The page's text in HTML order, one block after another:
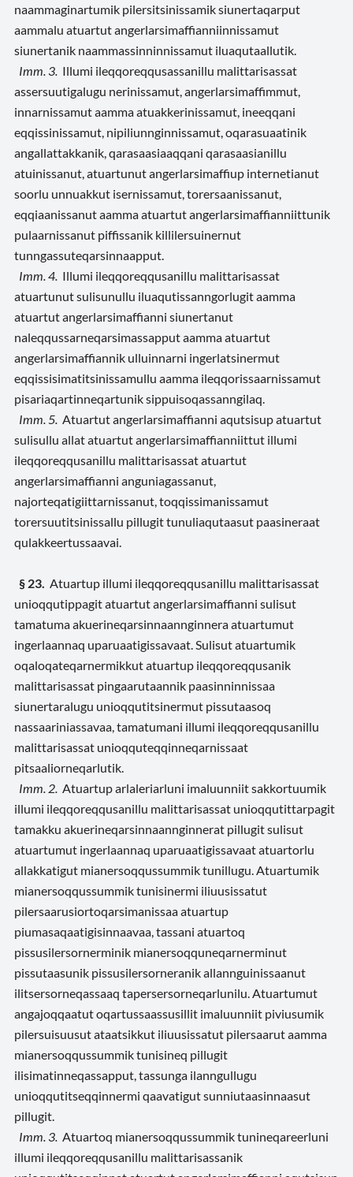
naammaginartumik pilersitsinissamik siunertaqarput
aammalu atuartut angerlarsimaffianniinnissamut
siunertanik naammassinninnissamut iluaqutaallutik.
Imm. 3. Illumi ileqqoreqqusassanillu malittarisassat
assersuutigalugu nerinissamut, angerlarsimaffimmut,
innarnissamut aamma atuakkerinissamut, ineeqqani
eqqissinissamut, nipiliunnginnissamut, oqarasuaatinik
angallattakkanik, qarasaasiaaqqani qarasaasianillu
atuinissanut, atuartunut angerlarsimaffiup internetianut
soorlu unnuakkut isernissamut, torersaanissanut,
eqqiaanissanut aamma atuartut angerlarsimaffianniittunik
pulaarnissanut piffissanik killilersuinernut
tunngassuteqarsinnaapput.
Imm. 4. Illumi ileqqoreqqusanillu malittarisassat
atuartunut sulisunullu iluaqutissanngorlugit aamma
atuartut angerlarsimaffianni siunertanut
naleqqussarneqarsimassapput aamma atuartut
angerlarsimaffiannik ulluinnarni ingerlatsinermut
eqqissisimatitsinissamullu aamma ileqqorissaarnissamut
pisariaqartinneqartunik sippuisoqassanngilaq.
Imm. 5. Atuartut angerlarsimaffianni aqutsisup atuartut
sulisullu allat atuartut angerlarsimaffianniittut illumi
ileqqoreqqusanillu malittarisassat atuartut
angerlarsimaffianni anguniagassanut,
najorteqatigiittarnissanut, toqqissimanissamut
torersuutitsinissallu pillugit tunuliaqutaasut paasineraat
qulakkeertussaavai.
§ 23. Atuartup illumi ileqqoreqqusanillu malittarisassat
unioqqutippagit atuartut angerlarsimaffianni sulisut
tamatuma akuerineqarsinnaannginnera atuartumut
ingerlaannaq uparuaatigissavaat. Sulisut atuartumik
oqaloqateqarnermikkut atuartup ileqqoreqqusanik
malittarisassat pingaarutaannik paasinninnissaa
siunertaralugu unioqqutitsinermut pissutaasoq
nassaariniassavaa, tamatumani illumi ileqqoreqqusanillu
malittarisassat unioqquteqqinneqarnissaat
pitsaaliorneqarlutik.
Imm. 2. Atuartup arlaleriarluni imaluunniit sakkortuumik
illumi ileqqoreqqusanillu malittarisassat unioqqutittarpagit
tamakku akuerineqarsinnaannginnerat pillugit sulisut
atuartumut ingerlaannaq uparuaatigissavaat atuartorlu
allakkatigut mianersoqqussummik tunillugu. Atuartumik
mianersoqqussummik tunisinermi iliuusissatut
pilersaarusiortoqarsimanissaa atuartup
piumasaqaatigisinnaavaa, tassani atuartoq
pissusilersornerminik mianersoqquneqarnerminut
pissutaasunik pissusilersorneranik allannguinissaanut
ilitsersorneqassaaq tapersersorneqarlunilu. Atuartumut
angajoqqaatut oqartussaassusillit imaluunniit piviusumik
pilersuisuusut ataatsikkut iliuusissatut pilersaarut aamma
mianersoqqussummik tunisineq pillugit
ilisimatinneqassapput, tassunga ilanngullugu
unioqqutitseqqinnermi qaavatigut sunniutaasinnaasut
pillugit.
Imm. 3. Atuartoq mianersoqqussummik tunineqareerluni
illumi ileqqoreqqusanillu malittarisassanik